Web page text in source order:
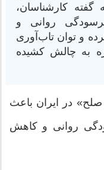
کارشناسان،
روانی و
و توان تاب‌آوری
به چالش کشیده
در ایران باعث
روانی و کاهش